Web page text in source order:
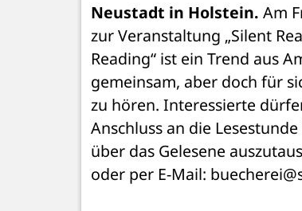
Neustadt in Holstein. Am
zur Veranstaltung „Silent
Reading“ ist ein Trend aus
gemeinsam, aber doch für
zu hören. Interessierte
Anschluss an die
über das Gelesene
oder per E-Mail: